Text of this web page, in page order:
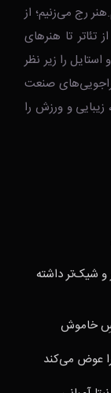
رج می‌زنیم؛ از
تا هنرهای
را زیر نظر
صنعت
و ورزش را
و شیک‌تر داشته
خاموش
عوض می‌کند